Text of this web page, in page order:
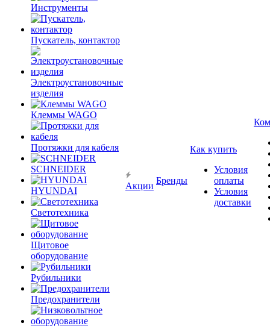
Инструменты
Пускатель, контактор
Электроустановочные
изделия
Клеммы WAGO
Протяжки для кабеля
SCHNEIDER
HYUNDAI
Светотехника
Щитовое
оборудование
Рубильники
Предохранители
Акции
Бренды
Как купить
Условия
оплаты
Условия
доставки